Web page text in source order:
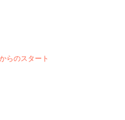
らのスタート